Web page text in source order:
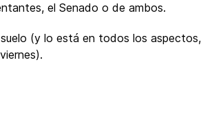
el Senado o de ambos.
(y lo está en todos los aspectos,